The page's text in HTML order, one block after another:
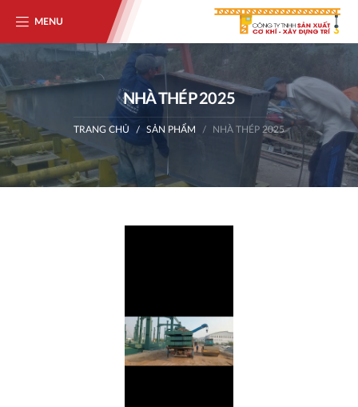
MENU
NHÀ THÉP 2025
TRANG CHỦ SẢN PHẨM NHÀ THÉP 2025